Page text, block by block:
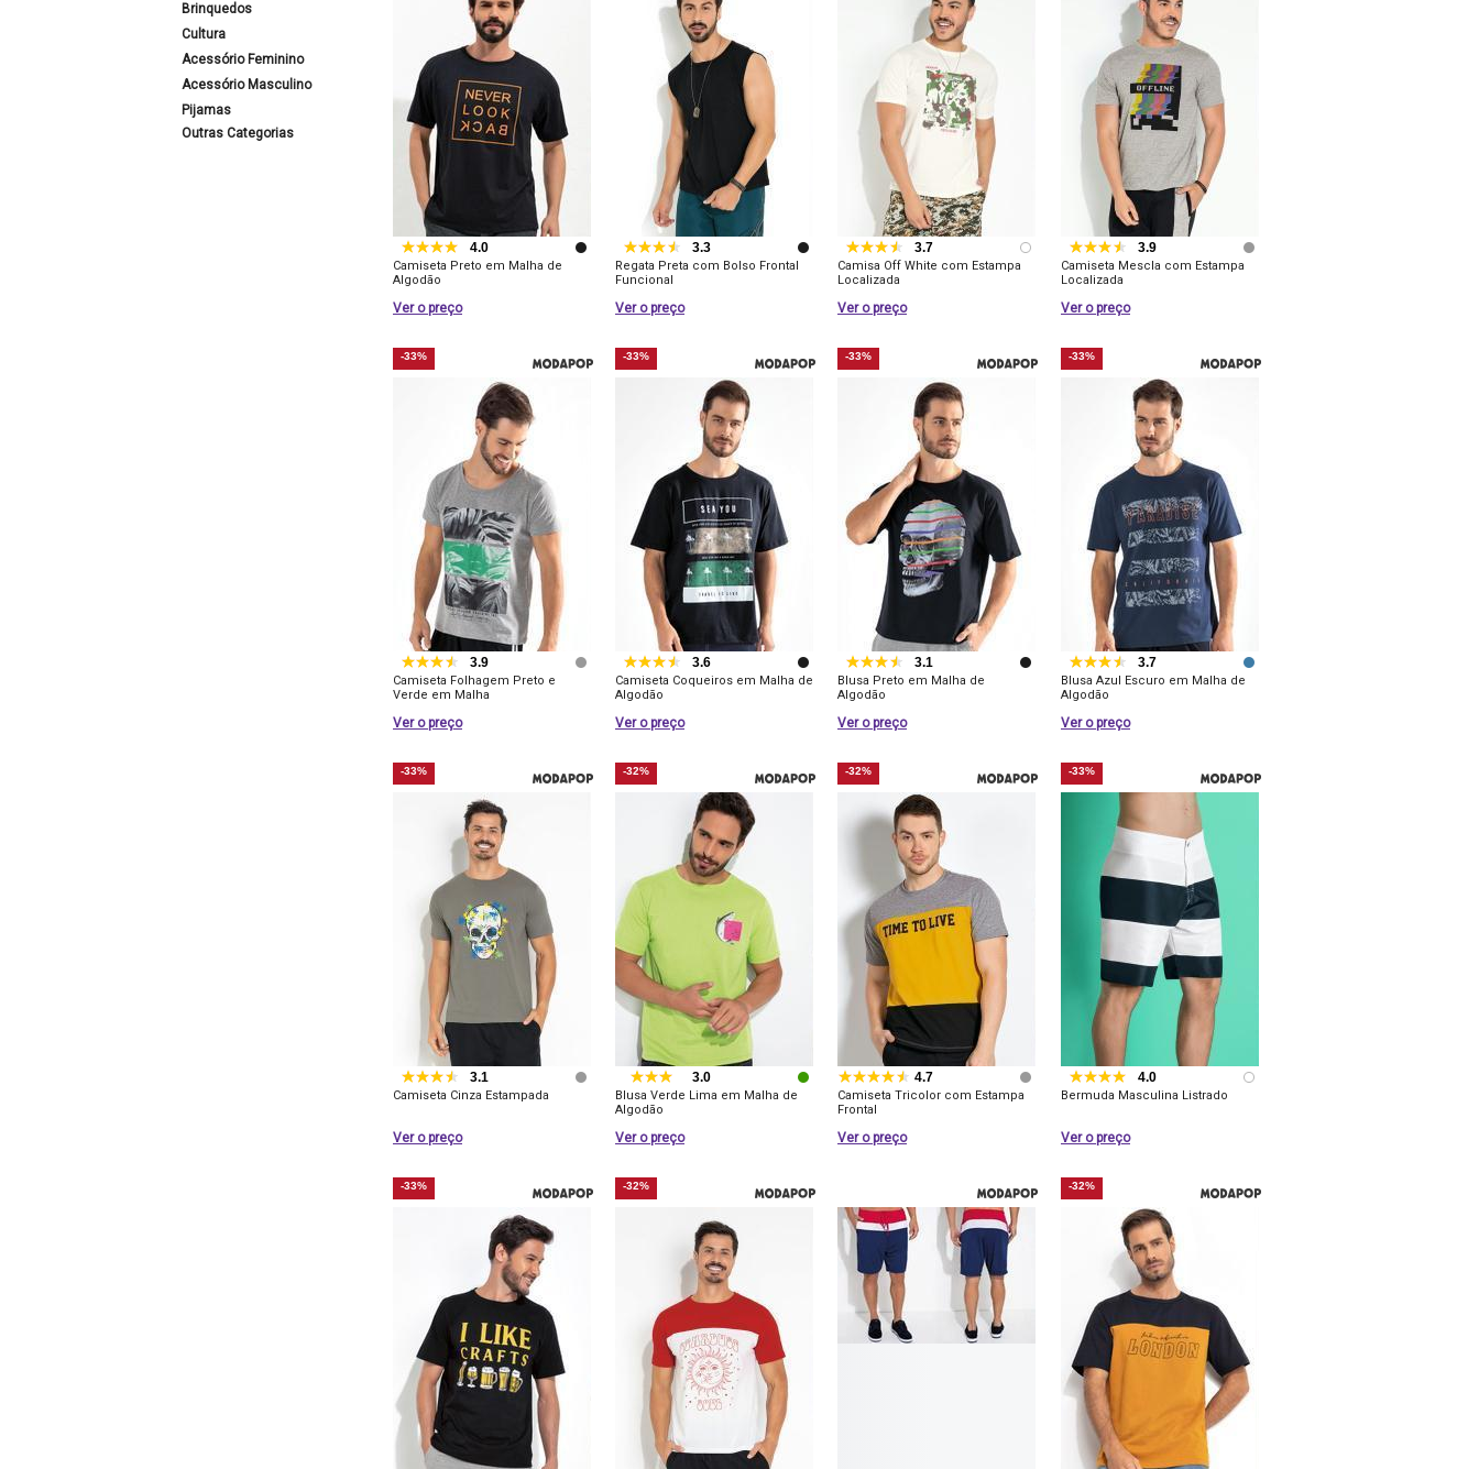
Brinquedos
Cultura
Acessório Feminino
Acessório Masculino
Pijamas
Outras Categorias
4.0
Camiseta Preto em Malha de
Algodão
Ver o preço
3.3
Regata Preta com Bolso Frontal
Funcional
Ver o preço
3.7
Camisa Off White com Estampa
Localizada
Ver o preço
3.9
Camiseta Mescla com Estampa
Localizada
Ver o preço
-33%
3.9
Camiseta Folhagem Preto e
Verde em Malha
Ver o preço
-33%
3.6
Camiseta Coqueiros em Malha de
Algodão
Ver o preço
-33%
3.1
Blusa Preto em Malha de
Algodão
Ver o preço
-33%
3.7
Blusa Azul Escuro em Malha de
Algodão
Ver o preço
-33%
3.1
Camiseta Cinza Estampada
Ver o preço
-32%
3.0
Blusa Verde Lima em Malha de
Algodão
Ver o preço
-32%
4.7
Camiseta Tricolor com Estampa
Frontal
Ver o preço
-33%
4.0
Bermuda Masculina Listrado
Ver o preço
-33% -32% -32%